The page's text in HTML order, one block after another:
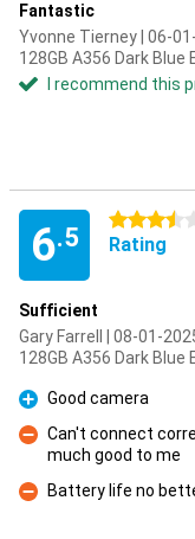
Fantastic
Yvonne Tierney | 06-
128GB A356 Dark
I recommend this
6.5
3.5 stars
Rating
Sufficient
Gary Farrell | 08-01-
128GB A356 Dark
Pro
Good camera
Con
Can't connect
much good to me
Con
Battery life no